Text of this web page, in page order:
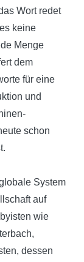
Wort redet
keine
Menge
dem
für eine
und
schon
System
auf
wie
dessen